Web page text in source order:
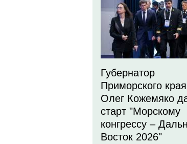
Губернатор
Приморского края
Олег Кожемяко
старт "Морскому
конгрессу –
Восток 2026"